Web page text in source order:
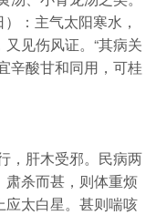
：主气太阳寒水，
见伤风证。“其病关
辛酸甘和同用，可桂
，肝木受邪。民病两
肃杀而甚，则体重烦
太白星。甚则喘咳